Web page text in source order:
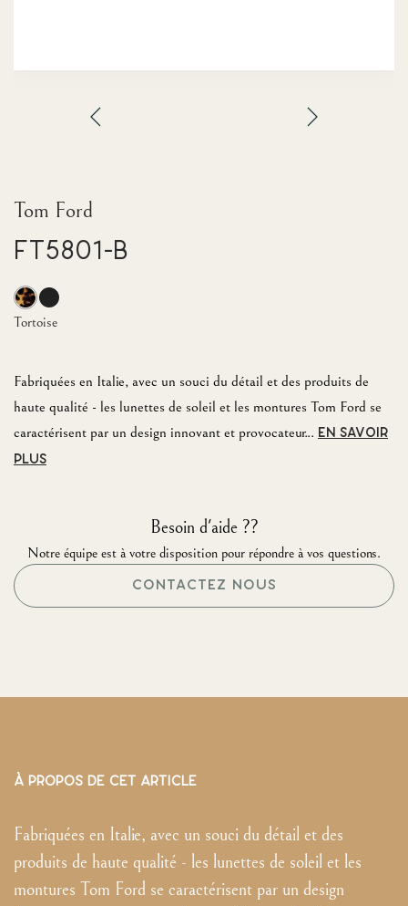
Tom Ford
FT5801-B
Fabriquées en Italie, avec un souci du détail et des produits de
haute qualité - les lunettes de soleil et les montures Tom Ford se
caractérisent par un design innovant et provocateur... EN SAVOIR
PLUS
Tortoise
Besoin d'aide ??
Notre équipe est à votre disposition pour répondre à vos questions.
CONTACTEZ NOUS
À PROPOS DE CET ARTICLE
Fabriquées en Italie, avec un souci du détail et des
produits de haute qualité - les lunettes de soleil et les
montures Tom Ford se caractérisent par un design